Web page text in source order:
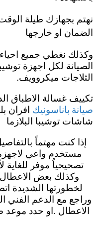
نهتم بجهازك طيلة
الضمان او خارجها
وكذلك نغطي جميع
الصيانة لكل اجهزة
الثلاجات ميكروويف.
تكييف غسالة الاطباق
صيانة باناسونيك
شاشات توشيبا البلازما
إذا كنت مهتماً
مستخدم واعي
تصحيحياُ موفر
وكذلك بعض الاعطال
لخطورتها الشديدة
وراجع مع الدعم الفني
الاعطال .او حدد